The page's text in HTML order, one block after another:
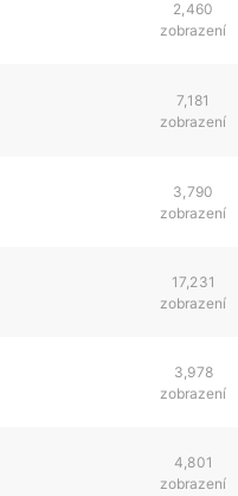
2,460
zobrazení
7,181
zobrazení
3,790
zobrazení
17,231
zobrazení
3,978
zobrazení
4,801
zobrazení